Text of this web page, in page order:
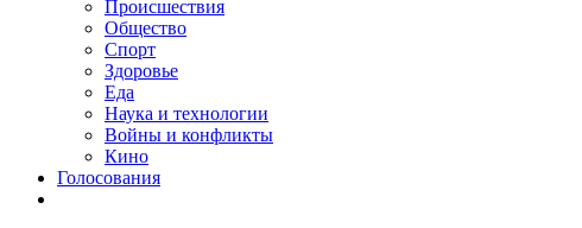
Происшествия
Общество
Спорт
Здоровье
Еда
Наука и технологии
Войны и конфликты
Кино
Голосования